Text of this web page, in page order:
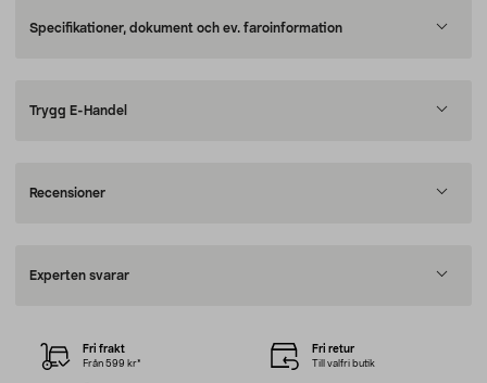
Specifikationer, dokument och ev. faroinformation
Trygg E-Handel
Recensioner
Experten svarar
Fri frakt
Från 599 kr*
Fri retur
Till valfri butik